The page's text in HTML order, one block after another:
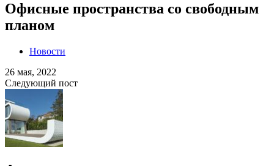
Офисные пространства со свободным
планом
Новости
26 мая, 2022
Следующий пост